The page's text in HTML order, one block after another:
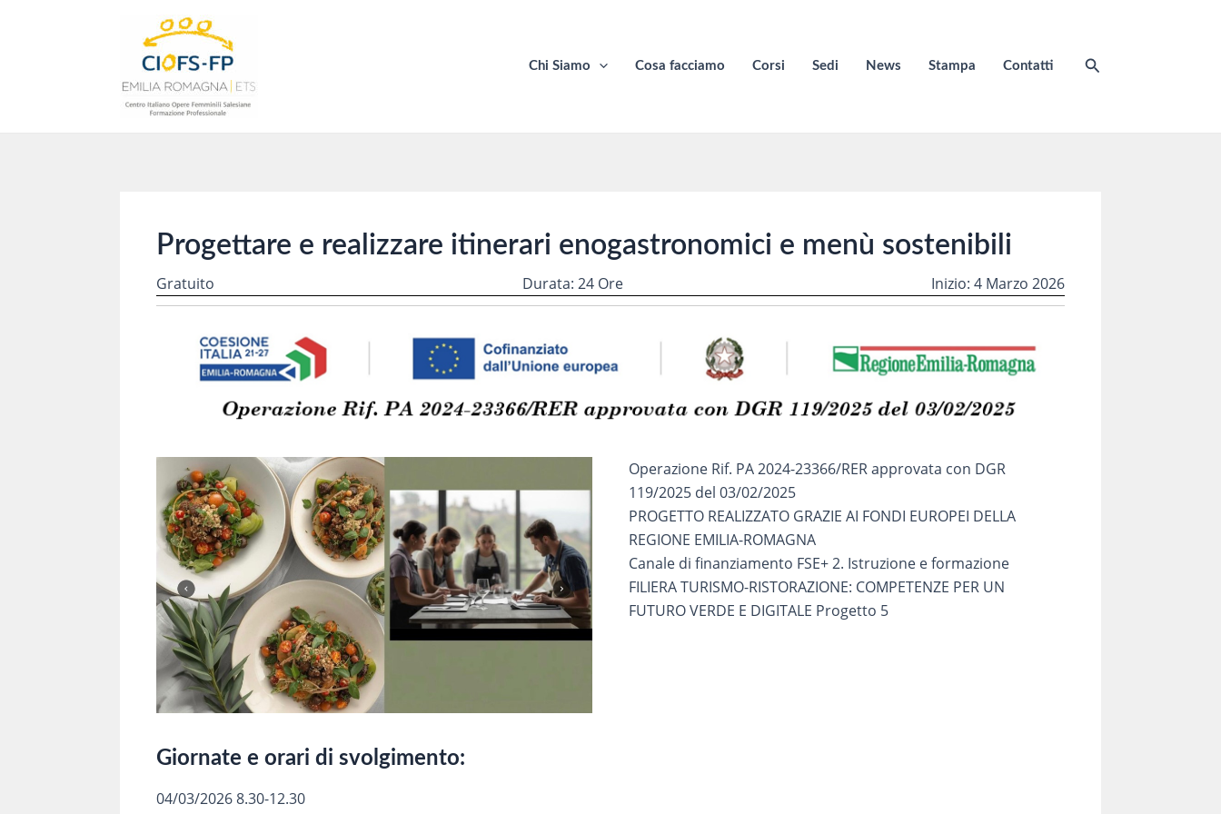
Chi Siamo Cosa facciamo Corsi Sedi News Stampa Contatti Cerca
Progettare e realizzare itinerari enogastronomici e menù sostenibili
Gratuito Durata: 24 Ore Inizio: 4 Marzo 2026
Operazione Rif. PA 2024-23366/RER approvata con DGR
119/2025 del 03/02/2025
PROGETTO REALIZZATO GRAZIE AI FONDI EUROPEI DELLA
REGIONE EMILIA-ROMAGNA
Canale di finanziamento FSE+ 2. Istruzione e formazione
FILIERA TURISMO-RISTORAZIONE: COMPETENZE PER UN
FUTURO VERDE E DIGITALE Progetto 5
Giornate e orari di svolgimento:
04/03/2026 8.30-12.30